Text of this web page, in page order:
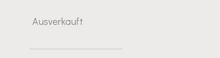
Ausverkauft